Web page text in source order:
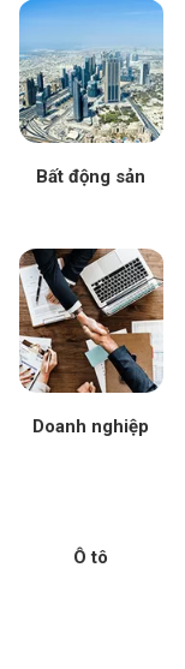
Bất động sản
Doanh nghiệp
Ô tô